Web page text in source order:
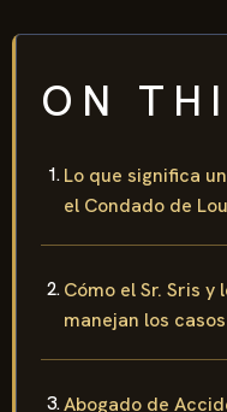
ON
Lo que significa
el Condado de
Cómo el Sr. Sris
manejan los
Abogado de